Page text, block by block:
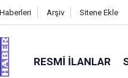
Arşiv Sitene Ekle
RESMI İLANLAR